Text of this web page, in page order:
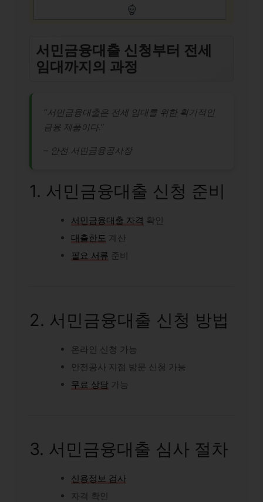
서민금융대출 신청부터 전세
임대까지의 과정
“서민금융대출은 전세 임대를 위한 획기적인
금융 제품이다.”
– 안전 서민금융공사장
1. 서민금융대출 신청 준비
서민금융대출 자격 확인
대출한도 계산
필요 서류 준비
2. 서민금융대출 신청 방법
온라인 신청 가능
안전공사 지점 방문 신청 가능
무료 상담 가능
3. 서민금융대출 심사 절차
신용정보 검사
자격 확인